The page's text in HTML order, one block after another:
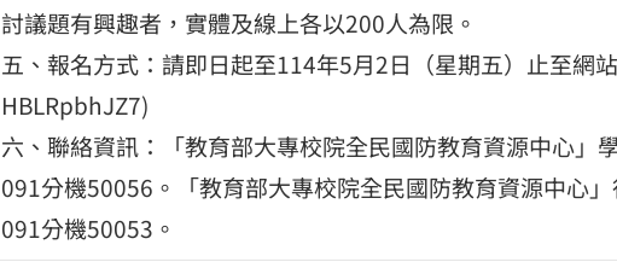
討議題有興趣者，實體及線上各以200人為限。
五、報名方式：請即日起至114年5月2日（星期五）止至
HBLRpbhJZ7)
六、聯絡資訊：「教育部大專校院全民國防教育資源中心
091分機50056。「教育部大專校院全民國防教育資源中心
091分機50053。